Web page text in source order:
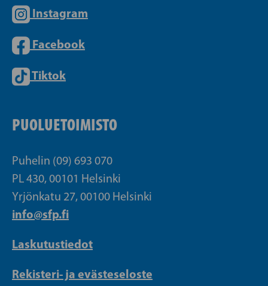
Instagram
Facebook
Tiktok
PUOLUETOIMISTO
Puhelin (09) 693 070
PL 430, 00101 Helsinki
Yrjönkatu 27, 00100 Helsinki
info@sfp.fi
Laskutustiedot
Rekisteri- ja evästeseloste